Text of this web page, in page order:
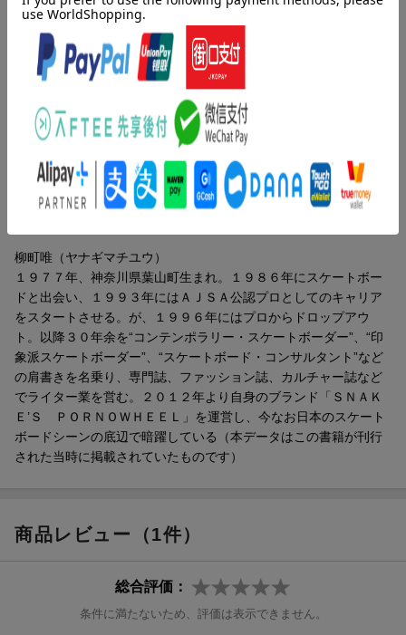
『ＨＩＤＤＥＮ ＣＨＡＭＰＩＯＮ』にて連載していた人気読み
切り小説『スケートボードｉｓ素敵』の全九編を元に改稿し、新
たに書き下ろした一編を加えた青春短編集『ビッグパンツ』待望
の書籍化！！
目次（「BOOK」データベースより）
ぴぽ／岐路／エアパッキン／ニオイ／キッズ／ジイ／エレベータ
ーホール／ムラブス／セガ前／チェリー
柳町唯（ヤナギマチユウ）
１９７７年、神奈川県葉山町生まれ。１９８６年にスケートボー
ドと出会い、１９９３年にはＡＪＳＡ公認プロとしてのキャリア
をスタートさせる。が、１９９６年にはプロからドロップアウ
ト。以降３０年余を“コンテンポラリー・スケートボーダー”、“印
象派スケートボーダー”、“スケートボード・コンサルタント”など
の肩書きを名乗り、専門誌、ファッション誌、カルチャー誌など
でライター業を営む。２０１２年より自身のブランド「ＳＮＡＫ
Ｅ’Ｓ ＰＯＲＮＯＷＨＥＥＬ」を運営し、今なお日本のスケート
ボードシーンの底辺で暗躍している（本データはこの書籍が刊行
された当時に掲載されていたものです）
商品レビュー（1件）
総合評価：
条件に満たないため、評価は表示できません。